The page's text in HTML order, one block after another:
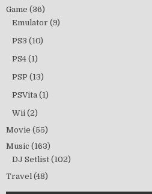
Game (36)
Emulator (9)
PS3 (10)
PS4 (1)
PSP (13)
PSVita (1)
Wii (2)
Movie (55)
Music (163)
DJ Setlist (102)
Travel (48)